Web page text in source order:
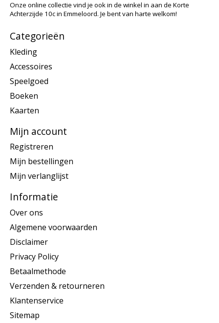
Onze online collectie vind je ook in de winkel in aan de Korte
Achterzijde 10c in Emmeloord. Je bent van harte welkom!
Categorieën
Kleding
Accessoires
Speelgoed
Boeken
Kaarten
Mijn account
Registreren
Mijn bestellingen
Mijn verlanglijst
Informatie
Over ons
Algemene voorwaarden
Disclaimer
Privacy Policy
Betaalmethode
Verzenden & retourneren
Klantenservice
Sitemap